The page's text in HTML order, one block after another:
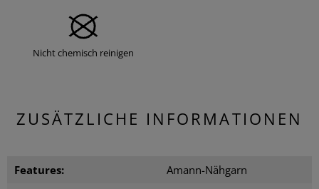
Nicht chemisch reinigen
ZUSÄTZLICHE INFORMATIONEN
Features:
Amann-Nähgarn